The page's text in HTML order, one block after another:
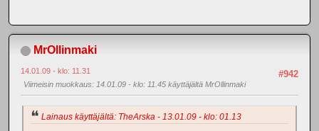
MrOllinmaki
#942
14.01.09 - klo: 11.31
Viimeisin muokkaus: 14.01.09 - klo: 11.45 käyttäjältä MrOllinmaki
Lainaus käyttäjältä: TheArska - 13.01.09 - klo: 01.13